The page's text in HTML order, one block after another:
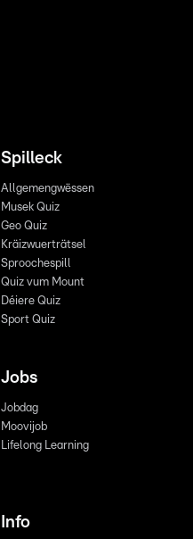
Spilleck
Allgemengwëssen
Musek Quiz
Geo Quiz
Kräizwuerträtsel
Sproochespill
Quiz vum Mount
Déiere Quiz
Sport Quiz
Jobs
Jobdag
Moovijob
Lifelong Learning
Info